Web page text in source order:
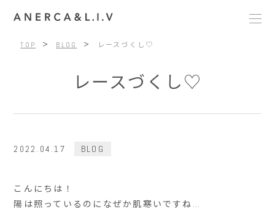
TOP > BLOG > レースづくし♡
レースづくし♡
2022.04.17 BLOG
こんにちは！
陽は照っているのになぜか肌寒いですね…